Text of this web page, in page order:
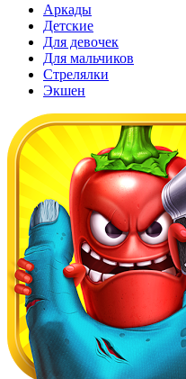
Аркады
Детские
Для девочек
Для мальчиков
Стрелялки
Экшен